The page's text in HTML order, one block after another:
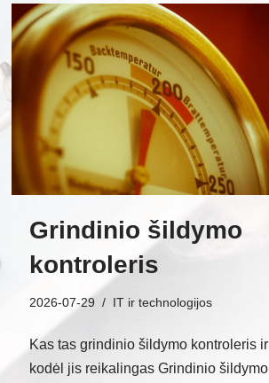
Grindinio šildymo
kontroleris
2026-07-29 IT ir technologijos
Kas tas grindinio šildymo kontroleris ir
kodėl jis reikalingas Grindinio šildymo